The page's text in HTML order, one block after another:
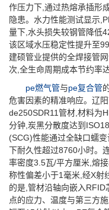
作压力下,通过热熔承插形
隐患。水力性能测试显示
量下,水头损失较钢管降低
该区域水压稳定性提升至
建硕管业提供的全焊接管
次,全生命周期成本节约率达
pe燃气管与pe复合管
危害因素的精准响应。辽
de250SDR11管材,材料为
分钟,炭黑分散度达到
(SCG)性能通过全缺口蠕
下耐久性超过8760小时。
率密度3.5瓦/平方厘米,熔
称性偏差小于1毫米,经X射
的是,管材沿轴向嵌入
点的应力、温度与第三方